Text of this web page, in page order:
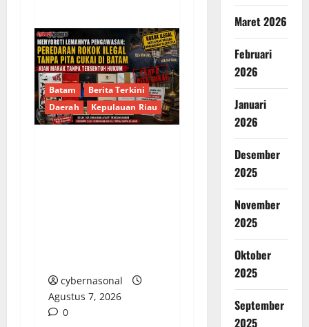
Batam
Berita Terkini
Daerah
Kepulauan Riau
cybernasonal
Agustus 7, 2026
0
Maret 2026
Februari
2026
Januari
2026
Desember
2025
November
2025
Oktober
2025
September
2025